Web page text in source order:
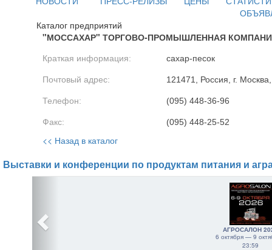
Каталог предприятий
"МОССАХАР" ТОРГОВО-ПРОМЫШЛЕННАЯ
Краткая информация: сахар-песок
Почтовый адрес: 121471, Россия, г.
Телефон: (095) 448-36-96
Факс: (095) 448-25-52
<< Назад в каталог
Выставки и конференции по продуктам питания и
АГРОСАЛОН
6 октября — 9
23:59